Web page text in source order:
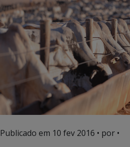
Publicado em 10 fev 2016 • por •